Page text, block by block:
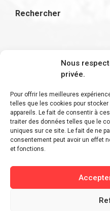
Nous
privée.
Pour offrir les meilleures
telles que les cookies pour
appareils. Le fait de consentir à
traiter des données telles que le
uniques sur ce site. Le fait de ne
consentement peut avoir un effet
et fonctions.
Rechercher
S'inscrire à
Restez informé